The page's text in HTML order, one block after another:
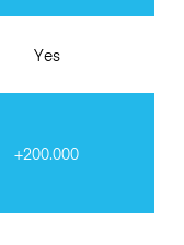
Yes
+200.000